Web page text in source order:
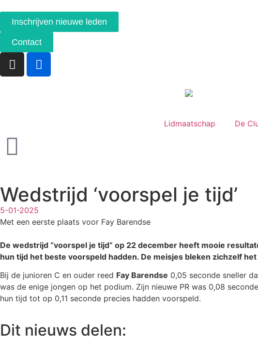
Inschrijven nieuwe leden
Contact
Lidmaatschap De
Wedstrijd ‘voorspel je tijd’
5-01-2025
Met een eerste plaats voor Fay Barendse
De wedstrijd “voorspel je tijd” op 22 december heeft mooie
hun tijd het beste voorspeld hadden. De meisjes bleken zichzelf
Bij de junioren C en ouder reed Fay Barendse 0,05 seconde sneller
was de enige jongen op het podium. Zijn nieuwe PR was 0,08
hun tijd tot op 0,11 seconde precies hadden voorspeld.
Dit nieuws delen: